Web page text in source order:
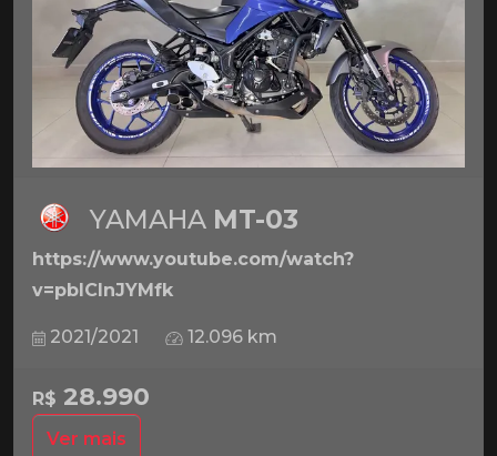
YAMAHA MT-03
https://www.youtube.com/watch?
v=pbICInJYMfk
2021/2021 12.096 km
R$ 28.990
Ver mais